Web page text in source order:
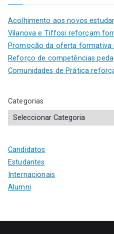
Acolhimento aos novos
Vilanova e Tiffosi reforçam
Promoção da oferta formativa
Reforço de competências
Comunidades de Prática
Categorias
Candidatos
Estudantes
Internacionais
Alumni